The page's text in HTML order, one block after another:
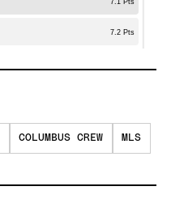
COLUMBUS CREW MLS